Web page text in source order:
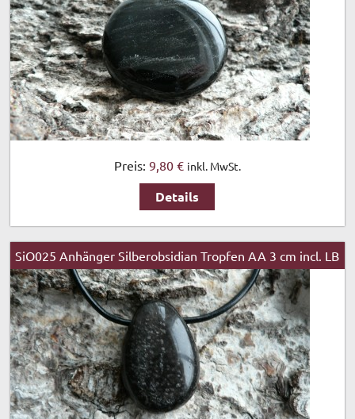
Preis: 9,80 € inkl. MwSt.
Details
SiO025 Anhänger Silberobsidian Tropfen AA 3 cm incl. LB